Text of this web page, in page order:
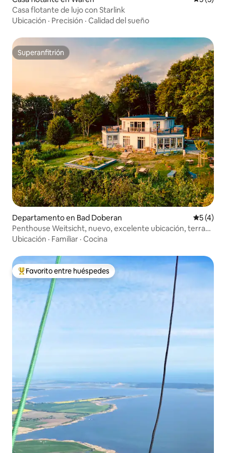
Casa flotante de lujo con Starlink
Ubicación · Precisión · Calidad del sueño
Superanfitrión
Superanfitrión
Departamento en Bad Doberan
5 (4)
Penthouse Weitsicht, nuevo, excelente ubicación, terraza
en la azotea
Ubicación · Familiar · Cocina
De los mejores en Favorito entre huéspedes
Favorito entre huéspedes